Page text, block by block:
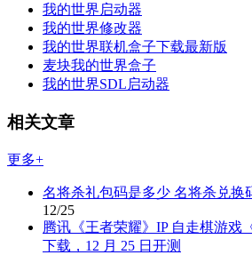
我的世界启动器
我的世界修改器
我的世界联机盒子下载最新版
麦块我的世界盒子
我的世界SDL启动器
相关文章
更多+
名将杀礼包码是多少 名将杀兑换
12/25
腾讯《王者荣耀》IP 自走棋游戏
下载，12 月 25 日开测